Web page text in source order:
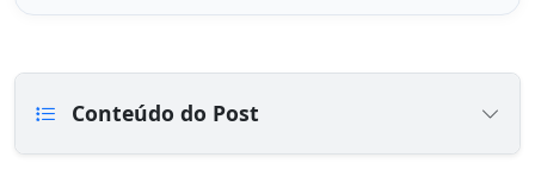
Conteúdo do Post